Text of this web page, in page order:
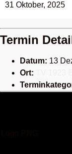
31 Oktober, 2025
Termin
Datum: 13
Ort: